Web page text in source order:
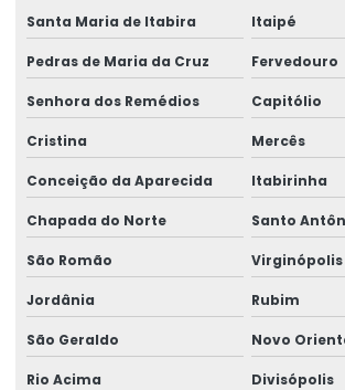
Santa Maria de Itabira Itaipé
Pedras de Maria da Cruz Fervedouro
Senhora dos Remédios Capitólio
Cristina Mercês
Conceição da Aparecida Itabirinha
Chapada do Norte Santo
São Romão Virginópolis
Jordânia Rubim
São Geraldo Novo
Rio Acima Divisópolis